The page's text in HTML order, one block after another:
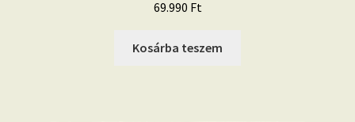
69.990 Ft
Kosárba teszem